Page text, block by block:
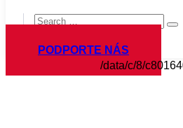
PODPORTE NÁS
/data/c/8/